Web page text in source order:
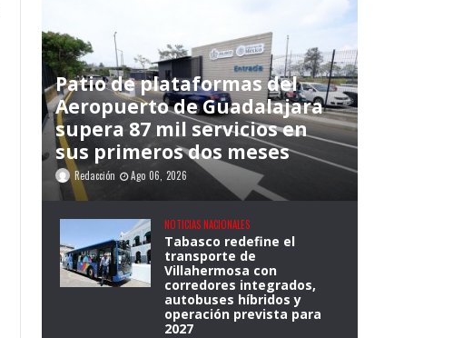
Patio de plataformas del
Aeropuerto de Guadalajara
supera 87 mil servicios en
sus primeros dos meses
Redacción Ago 06, 2026
NOTICIAS NACIONALES
Tabasco redefine el
transporte de
Villahermosa con
corredores integrados,
autobuses híbridos y
operación prevista para
2027